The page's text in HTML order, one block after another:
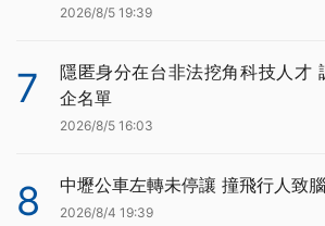
2026/8/5 19:39
7
隱匿身分在台非法挖角科技人才
企名單
2026/8/5 16:03
8 中壢公車左轉未停讓 撞飛行人致
2026/8/4 19:39